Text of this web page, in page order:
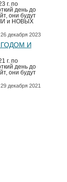
г. по
день до
они будут
и НОВЫХ
26 декабря 2023
И
г. по
день до
они будут
29 декабря 2021